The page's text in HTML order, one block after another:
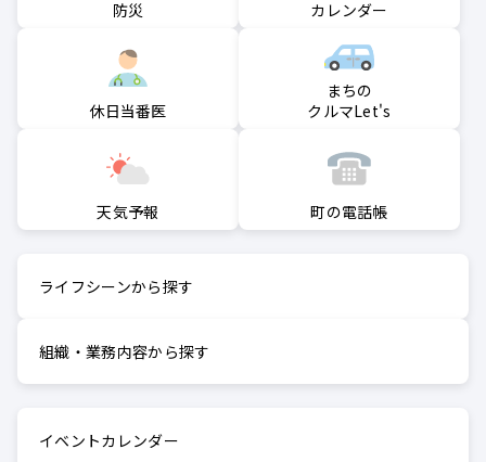
防災
カレンダー
休日当番医
まちの
クルマLet's
天気予報 町の電話帳
ライフシーンから探す
組織・業務内容から探す
イベントカレンダー